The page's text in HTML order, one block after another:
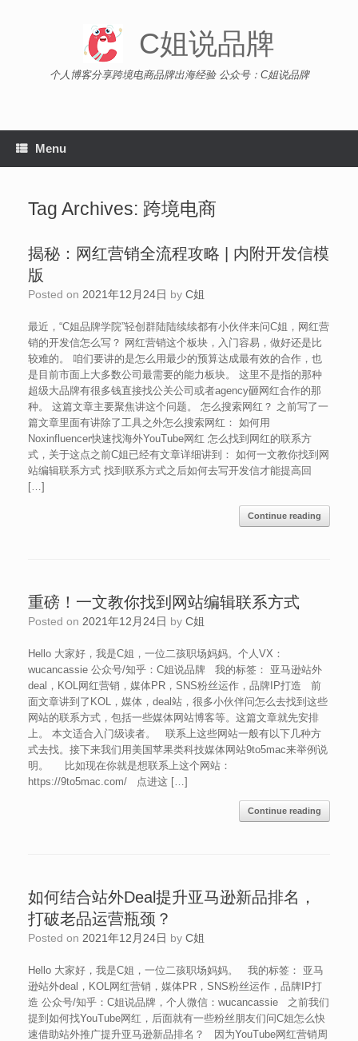
C姐说品牌
个人博客分享跨境电商品牌出海经验 公众号：C姐说品牌
Menu
Tag Archives: 跨境电商
揭秘：网红营销全流程攻略 | 内附开发信模
版
Posted on 2021年12月24日 by C姐
最近，“C姐品牌学院”轻创群陆陆续续都有小伙伴来问C姐，网红营
销的开发信怎么写？ 网红营销这个板块，入门容易，做好还是比
较难的。 咱们要讲的是怎么用最少的预算达成最有效的合作，也
是目前市面上大多数公司最需要的能力板块。 这里不是指的那种
超级大品牌有很多钱直接找公关公司或者agency砸网红合作的那
种。 这篇文章主要聚焦讲这个问题。 怎么搜索网红？ 之前写了一
篇文章里面有讲除了工具之外怎么搜索网红： 如何用
Noxinfluencer快速找海外YouTube网红 怎么找到网红的联系方
式，关于这点之前C姐已经有文章详细讲到： 如何一文教你找到网
站编辑联系方式 找到联系方式之后如何去写开发信才能提高回
[…]
Continue reading
重磅！一文教你找到网站编辑联系方式
Posted on 2021年12月24日 by C姐
Hello 大家好，我是C姐，一位二孩职场妈妈。个人VX：
wucancassie 公众号/知乎：C姐说品牌 我的标签： 亚马逊站外
deal，KOL网红营销，媒体PR，SNS粉丝运作，品牌IP打造 前
面文章讲到了KOL，媒体，deal站，很多小伙伴问怎么去找到这些
网站的联系方式，包括一些媒体网站博客等。这篇文章就先安排
上。 本文适合入门级读者。 联系上这些网站一般有以下几种方
式去找。接下来我们用美国苹果类科技媒体网站9to5mac来举例说
明。 比如现在你就是想联系上这个网站：
https://9to5mac.com/ 点进这 […]
Continue reading
如何结合站外Deal提升亚马逊新品排名，
打破老品运营瓶颈？
Posted on 2021年12月24日 by C姐
Hello 大家好，我是C姐，一位二孩职场妈妈。 我的标签： 亚马
逊站外deal，KOL网红营销，媒体PR，SNS粉丝运作，品牌IP打
造 公众号/知乎：C姐说品牌，个人微信：wucancassie 之前我们
提到如何找YouTube网红，后面就有一些粉丝朋友们问C姐怎么快
速借助站外推广提升亚马逊新品排名？ 因为YouTube网红营销周